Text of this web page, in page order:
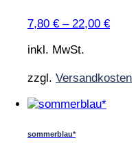
Varianten
können
der
7,80 € – 22,00 €
inkl. MwSt.
zzgl. Versandkosten
Dieses
sommerblau*